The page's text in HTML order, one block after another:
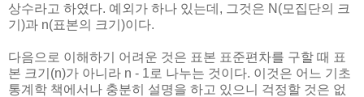
상수라고 하였다. 예외가 하나 있는데, 그것은 N(모집단의 크
기)과 n(표본의 크기)이다.
다음으로 이해하기 어려운 것은 표본 표준편차를 구할 때 표
본 크기(n)가 아니라 n - 1로 나누는 것이다. 이것은 어느 기초
통계학 책에서나 충분히 설명을 하고 있으니 걱정할 것은 없